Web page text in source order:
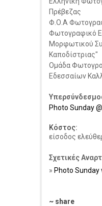
Πρέβεζας
Φ.Ο.Α
Φωτογραφικό
Μορφωτικού
Καποδίστριας"
Ομάδα
Εδεσσαίων
Photo Sunday
Κόστος:
είσοδος
Σχετικές
Photo Sunday
~ share